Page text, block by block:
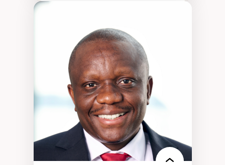
Études du jeu vidéo
Fouille de textes
Études postcoloniales
Études critiques des médias
Analyse de données
Études japonaises
Mondialisation
Traduction et localisation
Intelligence artificielle et communication
humain-machine